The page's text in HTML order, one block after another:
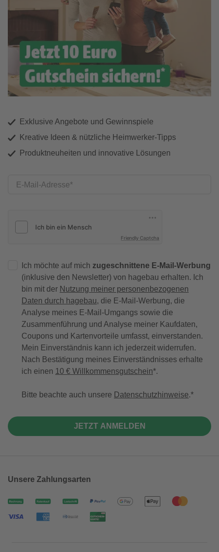
Exklusive Angebote und Gewinnspiele
Kreative Ideen & nützliche Heimwerker-Tipps
Produktneuheiten und innovative Lösungen
E-Mail-Adresse
Friendly Captcha
Ich möchte auf mich zugeschnittene E-Mail-Werbung
(inklusive den Newsletter) von hagebau erhalten. Ich
bin mit der Nutzung meiner personenbezogenen
Daten durch hagebau, die E-Mail-Werbung, die
Analyse meines E-Mail-Umgangs sowie die
Zusammenführung und Analyse meiner Kaufdaten,
Coupons und Kartenvorteile umfasst, einverstanden.
Mein Einverständnis kann ich jederzeit widerrufen.
Nach Bestätigung meines Einverständnisses erhalte
ich einen 10 € Willkommensgutschein*.
Bitte beachte auch unsere Datenschutzhinweise.
JETZT ANMELDEN
Unsere Zahlungsarten